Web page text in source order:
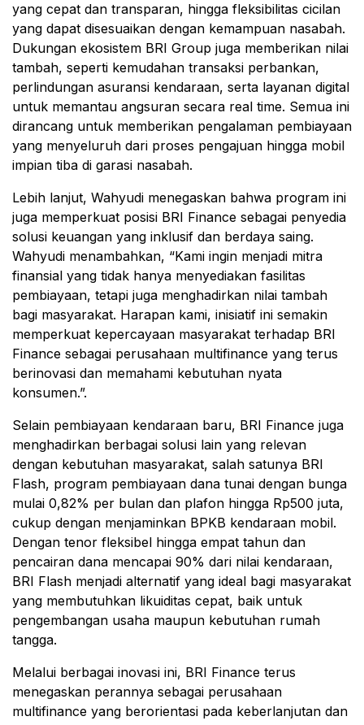
yang cepat dan transparan, hingga fleksibilitas cicilan
yang dapat disesuaikan dengan kemampuan nasabah.
Dukungan ekosistem BRI Group juga memberikan nilai
tambah, seperti kemudahan transaksi perbankan,
perlindungan asuransi kendaraan, serta layanan digital
untuk memantau angsuran secara real time. Semua ini
dirancang untuk memberikan pengalaman pembiayaan
yang menyeluruh dari proses pengajuan hingga mobil
impian tiba di garasi nasabah.
Lebih lanjut, Wahyudi menegaskan bahwa program ini
juga memperkuat posisi BRI Finance sebagai penyedia
solusi keuangan yang inklusif dan berdaya saing.
Wahyudi menambahkan, “Kami ingin menjadi mitra
finansial yang tidak hanya menyediakan fasilitas
pembiayaan, tetapi juga menghadirkan nilai tambah
bagi masyarakat. Harapan kami, inisiatif ini semakin
memperkuat kepercayaan masyarakat terhadap BRI
Finance sebagai perusahaan multifinance yang terus
berinovasi dan memahami kebutuhan nyata
konsumen.”.
Selain pembiayaan kendaraan baru, BRI Finance juga
menghadirkan berbagai solusi lain yang relevan
dengan kebutuhan masyarakat, salah satunya BRI
Flash, program pembiayaan dana tunai dengan bunga
mulai 0,82% per bulan dan plafon hingga Rp500 juta,
cukup dengan menjaminkan BPKB kendaraan mobil.
Dengan tenor fleksibel hingga empat tahun dan
pencairan dana mencapai 90% dari nilai kendaraan,
BRI Flash menjadi alternatif yang ideal bagi masyarakat
yang membutuhkan likuiditas cepat, baik untuk
pengembangan usaha maupun kebutuhan rumah
tangga.
Melalui berbagai inovasi ini, BRI Finance terus
menegaskan perannya sebagai perusahaan
multifinance yang berorientasi pada keberlanjutan dan